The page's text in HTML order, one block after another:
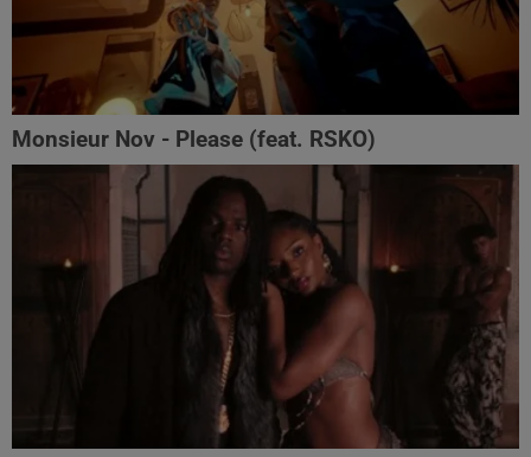
Monsieur Nov‬ - Please (feat. RSKO)